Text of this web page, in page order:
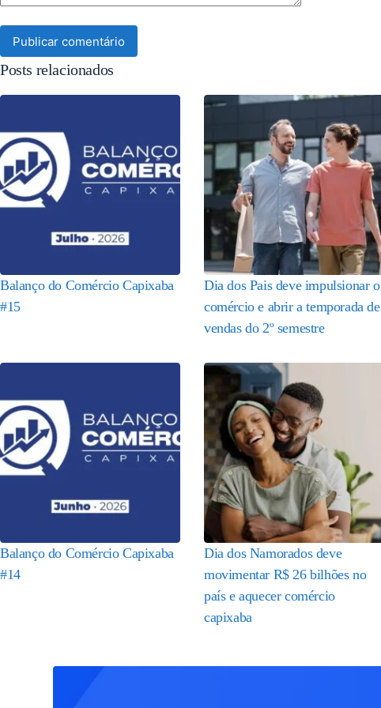
Publicar comentário
Posts relacionados
Balanço do Comércio Capixaba
#15
Dia dos Pais deve impulsionar o
comércio e abrir a temporada de
vendas do 2º semestre
Balanço do Comércio Capixaba
#14
Dia dos Namorados deve
movimentar R$ 26 bilhões no
país e aquecer comércio
capixaba